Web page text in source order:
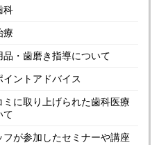
科
療
品・歯磨き指導について
イントアドバイス
ミに取り上げられた歯科医療
て
フが参加したセミナーや講座